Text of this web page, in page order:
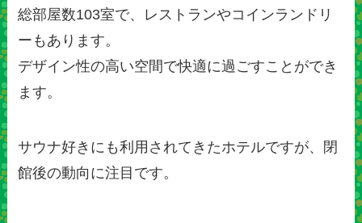
総部屋数103室で、レストランやコインランドリ
ーもあります。
デザイン性の高い空間で快適に過ごすことができ
ます。
サウナ好きにも利用されてきたホテルですが、閉
館後の動向に注目です。